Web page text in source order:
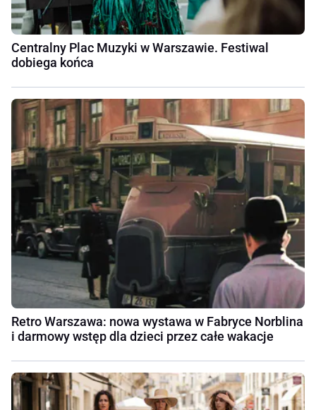
Centralny Plac Muzyki w Warszawie. Festiwal
dobiega końca
Retro Warszawa: nowa wystawa w Fabryce Norblina
i darmowy wstęp dla dzieci przez całe wakacje